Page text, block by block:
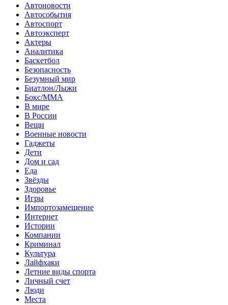
Автоновости
Автособытия
Автоспорт
Автоэксперт
Актеры
Аналитика
Баскетбол
Безопасность
Безумный мир
Биатлон/Лыжи
Бокс/MMA
В мире
В России
Вещи
Военные новости
Гаджеты
Дети
Дом и сад
Еда
Звёзды
Здоровье
Игры
Импортозамещение
Интернет
Истории
Компании
Криминал
Культура
Лайфхаки
Летние виды спорта
Личный счет
Люди
Места